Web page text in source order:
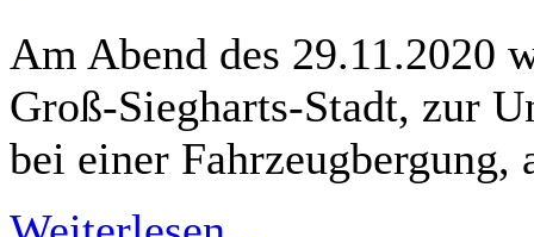
Am Abend des 29.11.2020
Groß-Siegharts-Stadt, zur
bei einer Fahrzeugbergung,